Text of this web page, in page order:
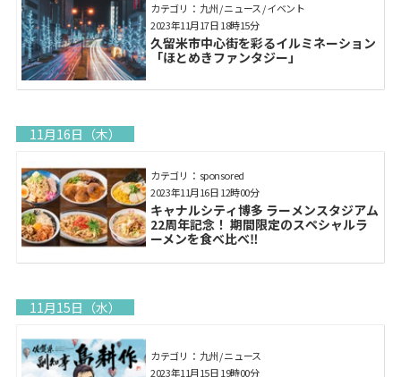
カテゴリ： 九州 / ニュース / イベント
久留米市中心街を彩るイルミネーション
「ほとめきファンタジー」
2023年11月17日 18時15分
11月16日（木）
カテゴリ： sponsored
キャナルシティ博多 ラーメンスタジアム
22周年記念！ 期間限定のスペシャルラ
ーメンを食べ比べ‼
2023年11月16日 12時00分
11月15日（水）
カテゴリ： 九州 / ニュース
2023年11月15日 19時00分